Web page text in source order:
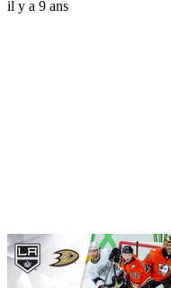
il y a 9 ans